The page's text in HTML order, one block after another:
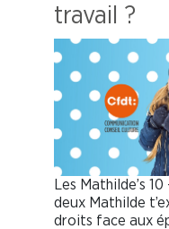
travail ?
Les Mathilde’s
deux Mathilde
droits face aux